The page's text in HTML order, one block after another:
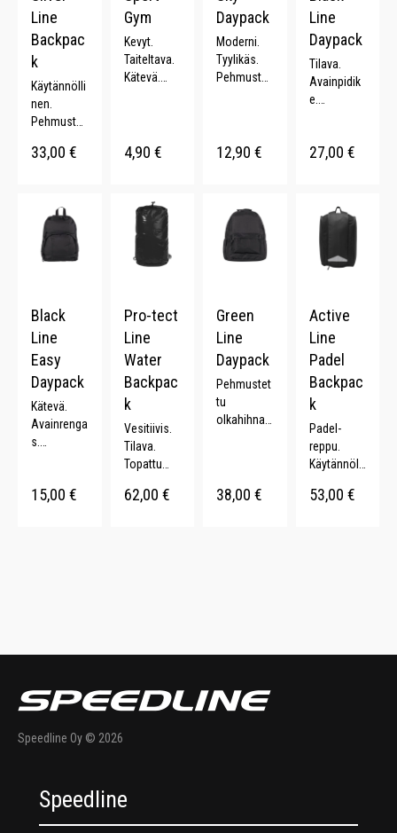
Line
Backpac
k
Käytännölli
nen.
Pehmustet
Rintahihna.
33,00 €
Gym
Kevyt.
Taiteltava.
Kätevä.
4,90 €
Daypack
Moderni.
Tyylikäs.
Pehmustet
kantokahv
aa. 14 L.
12,90 €
Line
Daypack
Tilava.
Avainpidik
e.
Pehmustet
27,00 €
Black
Line
Easy
Daypack
Kätevä.
Avainrenga
s.
15,00 €
Pro-tect
Line
Water
Backpac
k
Vesitiivis.
Tilava.
Topattu
Säädettävä
62,00 €
Green
Line
Daypack
Pehmustet
tu
olkahihna.
38,00 €
Active
Line
Padel
Backpac
k
Padel-
reppu.
Käytännölli
Lämpösuoj
53,00 €
Speedline Oy © 2026
Speedline